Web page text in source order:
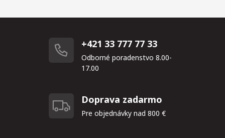
+421 33 777 77 33
Odborné poradenstvo 8.00-
17.00
Doprava zadarmo
Pre objednávky nad 800 €